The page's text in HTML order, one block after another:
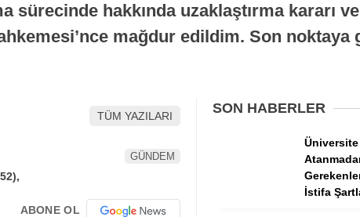
sürecinde hakkında uzaklaştırma kararı
mağdur edildim. Son noktaya
TÜM YAZILARI
GÜNDEM
ABONE OL
SON HABERLER
İstifa